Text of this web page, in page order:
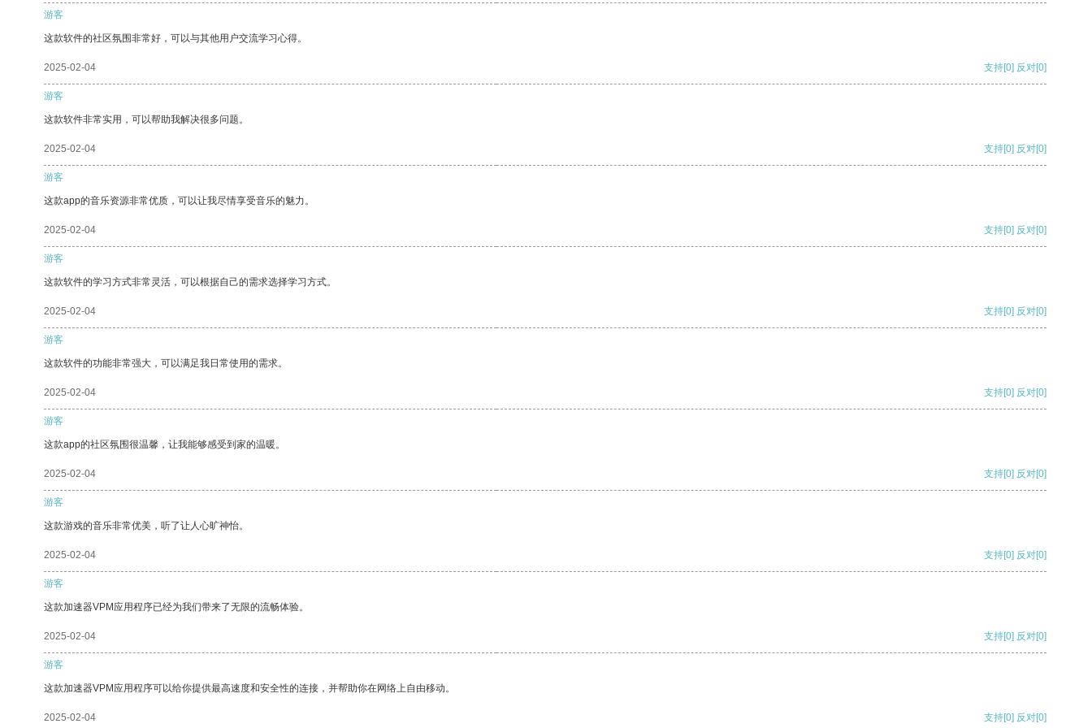
游客
这款软件的社区氛围非常好，可以与其他用户交流学习心得。
2025-02-04 支持[0] 反对[0]
游客
这款软件非常实用，可以帮助我解决很多问题。
2025-02-04 支持[0] 反对[0]
游客
这款app的音乐资源非常优质，可以让我尽情享受音乐的魅力。
2025-02-04 支持[0] 反对[0]
游客
这款软件的学习方式非常灵活，可以根据自己的需求选择学习方式。
2025-02-04 支持[0] 反对[0]
游客
这款软件的功能非常强大，可以满足我日常使用的需求。
2025-02-04 支持[0] 反对[0]
游客
这款app的社区氛围很温馨，让我能够感受到家的温暖。
2025-02-04 支持[0] 反对[0]
游客
这款游戏的音乐非常优美，听了让人心旷神怡。
2025-02-04 支持[0] 反对[0]
游客
这款加速器VPM应用程序已经为我们带来了无限的流畅体验。
2025-02-04 支持[0] 反对[0]
游客
这款加速器VPM应用程序可以给你提供最高速度和安全性的连接，并帮助你在网络上自由移动。
2025-02-04 支持[0] 反对[0]